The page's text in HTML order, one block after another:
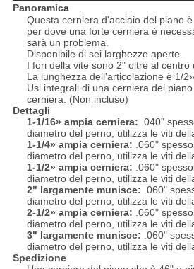
Panoramica
Questa cerniera d'acciaio del piano
per dove una forte cerniera è
sarà un problema.
Disponibile di sei larghezze aperte.
I fori della vite sono 2" oltre al centro
La lunghezza dell'articolazione è 1/
Usi integrali di una cerniera del
cerniera. (Non incluso)
Dettagli
1-1/16» ampia cerniera: .040"
diametro del perno, utilizza le viti
1-1/4» ampia cerniera: .060"
diametro del perno, utilizza le viti
1-1/2» ampia cerniera: .060"
diametro del perno, utilizza le viti
2" largamente munisce: .060"
diametro del perno, utilizza le viti
2-1/2» ampia cerniera: .060"
diametro del perno, utilizza le viti
3" largamente munisce: .060"
diametro del perno, utilizza le viti
Spedizione